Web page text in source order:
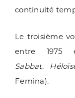
continuité
Le troisième
entre 1975
Sabbat,
Femina).